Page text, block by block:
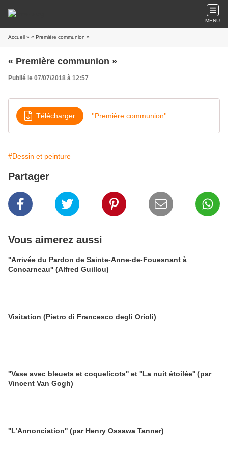
MENU
Accueil » « Première communion »
« Première communion »
Publié le 07/07/2018 à 12:57
Télécharger ''Première communion''
#Dessin et peinture
Partager
Vous aimerez aussi
''Arrivée du Pardon de Sainte-Anne-de-Fouesnant à
Concarneau'' (Alfred Guillou)
Visitation (Pietro di Francesco degli Orioli)
''Vase avec bleuets et coquelicots'' et ''La nuit étoilée'' (par
Vincent Van Gogh)
''L’Annonciation'' (par Henry Ossawa Tanner)